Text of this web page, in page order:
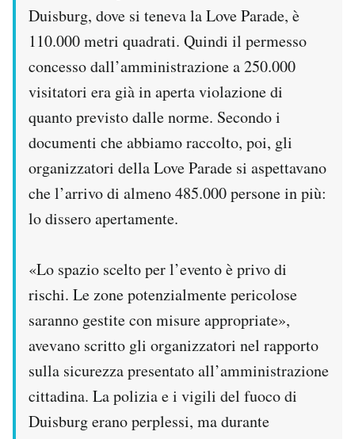
Duisburg, dove si teneva la Love Parade, è
110.000 metri quadrati. Quindi il permesso
concesso dall’amministrazione a 250.000
visitatori era già in aperta violazione di
quanto previsto dalle norme. Secondo i
documenti che abbiamo raccolto, poi, gli
organizzatori della Love Parade si aspettavano
che l’arrivo di almeno 485.000 persone in più:
lo dissero apertamente.
«Lo spazio scelto per l’evento è privo di
rischi. Le zone potenzialmente pericolose
saranno gestite con misure appropriate»,
avevano scritto gli organizzatori nel rapporto
sulla sicurezza presentato all’amministrazione
cittadina. La polizia e i vigili del fuoco di
Duisburg erano perplessi, ma durante